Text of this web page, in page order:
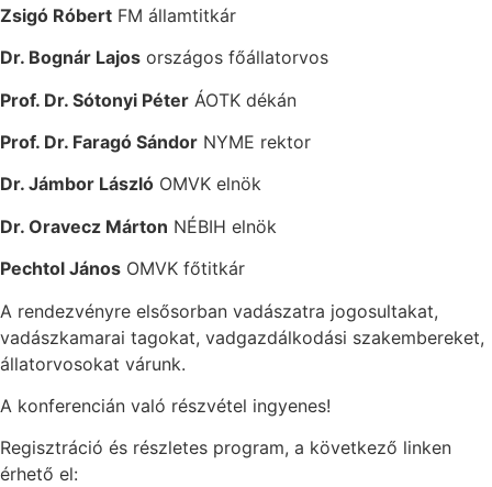
Zsigó Róbert FM államtitkár
Dr. Bognár Lajos országos főállatorvos
Prof. Dr. Sótonyi Péter ÁOTK dékán
Prof. Dr. Faragó Sándor NYME rektor
Dr. Jámbor László OMVK elnök
Dr. Oravecz Márton NÉBIH elnök
Pechtol János OMVK főtitkár
A rendezvényre elsősorban vadászatra jogosultakat,
vadászkamarai tagokat, vadgazdálkodási szakembereket,
állatorvosokat várunk.
A konferencián való részvétel ingyenes!
Regisztráció és részletes program, a következő linken
érhető el: